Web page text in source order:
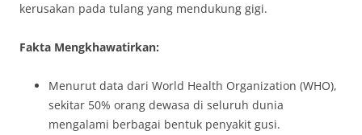
kerusakan pada tulang yang mendukung gigi.
Fakta Mengkhawatirkan:
Menurut data dari World Health Organization (WHO),
sekitar 50% orang dewasa di seluruh dunia
mengalami berbagai bentuk penyakit gusi.